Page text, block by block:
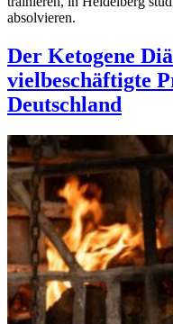
absolvieren.
Der Ketogene
vielbeschäftigte
Deutschland